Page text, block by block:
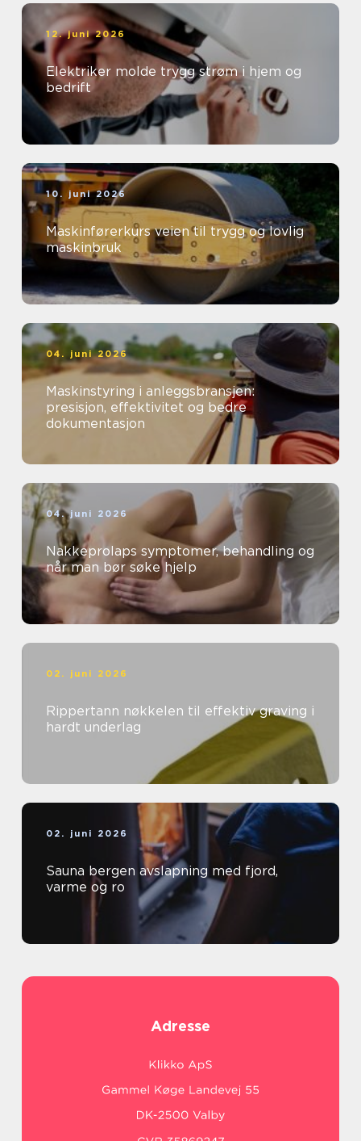
12. juni 2026
Elektriker molde trygg strøm i hjem og
bedrift
10. juni 2026
Maskinførerkurs veien til trygg og lovlig
maskinbruk
04. juni 2026
Maskinstyring i anleggsbransjen:
presisjon, effektivitet og bedre
dokumentasjon
04. juni 2026
Nakkeprolaps symptomer, behandling og
når man bør søke hjelp
02. juni 2026
Rippertann nøkkelen til effektiv graving i
hardt underlag
02. juni 2026
Sauna bergen avslapning med fjord,
varme og ro
Adresse